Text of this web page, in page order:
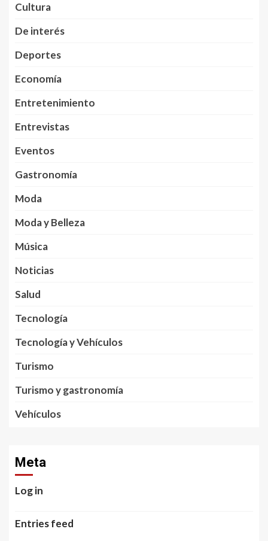
Cultura
De interés
Deportes
Economía
Entretenimiento
Entrevistas
Eventos
Gastronomía
Moda
Moda y Belleza
Música
Noticias
Salud
Tecnología
Tecnología y Vehículos
Turismo
Turismo y gastronomía
Vehículos
Meta
Log in
Entries feed